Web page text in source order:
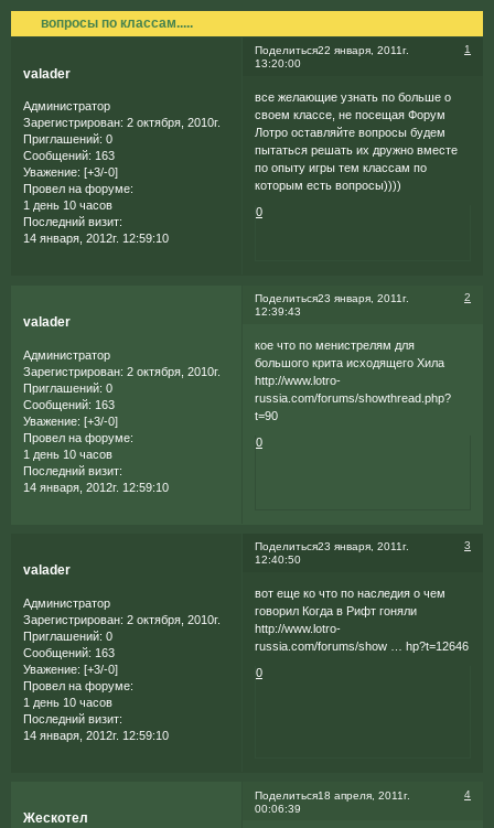
вопросы по классам.....
Поделиться 1
22 января, 2011г.
13:20:00
valader
Администратор
Зарегистрирован: 2 октября, 2010г.
Приглашений: 0
Сообщений: 163
Уважение: [+3/-0]
Провел на форуме:
1 день 10 часов
Последний визит:
14 января, 2012г. 12:59:10
все желающие узнать по больше о
своем классе, не посещая Форум
Лотро оставляйте вопросы будем
пытаться решать их дружно вместе
по опыту игры тем классам по
которым есть вопросы))))
0
Поделиться 2
23 января, 2011г.
12:39:43
valader
Администратор
Зарегистрирован: 2 октября, 2010г.
Приглашений: 0
Сообщений: 163
Уважение: [+3/-0]
Провел на форуме:
1 день 10 часов
Последний визит:
14 января, 2012г. 12:59:10
кое что по менистрелям для
большого крита исходящего Хила
http://www.lotro-
russia.com/forums/showthread.php?
t=90
0
Поделиться 3
23 января, 2011г.
12:40:50
valader
Администратор
Зарегистрирован: 2 октября, 2010г.
Приглашений: 0
Сообщений: 163
Уважение: [+3/-0]
Провел на форуме:
1 день 10 часов
Последний визит:
14 января, 2012г. 12:59:10
вот еще ко что по наследия о чем
говорил Когда в Рифт гоняли
http://www.lotro-
russia.com/forums/show … hp?t=12646
0
Поделиться 4
18 апреля, 2011г.
00:06:39
Жескотел